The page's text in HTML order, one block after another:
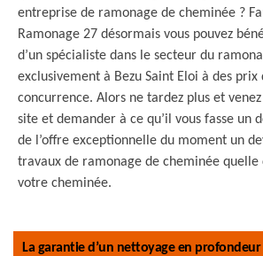
entreprise de ramonage de cheminée ?
Ramonage 27 désormais vous pouvez
d’un spécialiste dans le secteur du
exclusivement à Bezu Saint Eloi à des
concurrence. Alors ne tardez plus et
site et demander à ce qu’il vous fasse un
de l’offre exceptionnelle du moment un
travaux de ramonage de cheminée
votre cheminée.
La garantie d’un nettoyage en